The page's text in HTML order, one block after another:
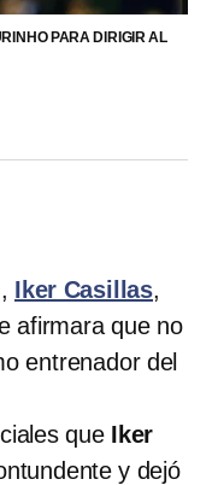
PARA DIRIGIR AL
, Iker Casillas,
afirmara que no
entrenador del
que Iker
y dejó